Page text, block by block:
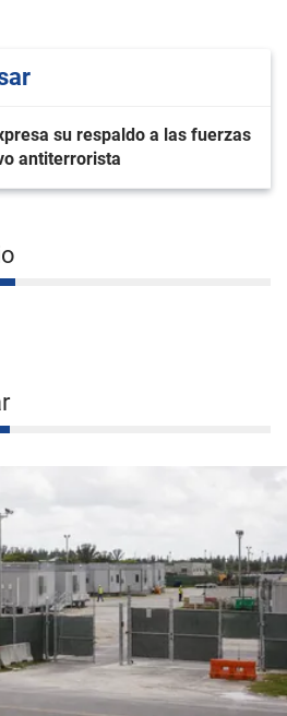
su respaldo a las fuerzas
antiterrorista